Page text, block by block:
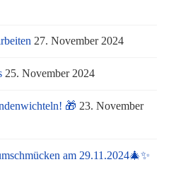
27. November 2024
25. November 2024
🎁 23. November
am 29.11.2024🎄✨